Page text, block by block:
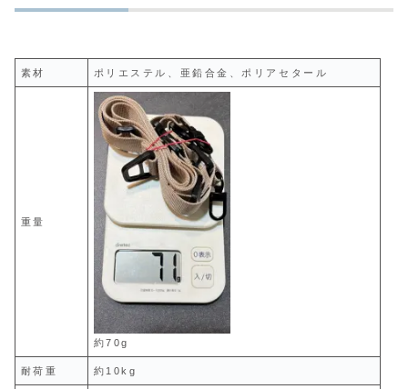
素材 ポリエステル、亜鉛合金、ポリアセタール
重量
約70g
耐荷重 約10kg